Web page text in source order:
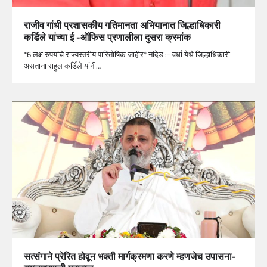
राजीव गांधी प्रशासकीय गतिमानता अभियानात जिल्हाधिकारी
कर्डिले यांच्या ई -ऑफिस प्रणालीला दुसरा क्रमांक
*6 लक्ष रुपयांचे राज्यस्तरीय पारितोषिक जाहीर* नांदेड :- वर्धा येथे जिल्हाधिकारी
असताना राहुल कर्डिले यांनी…
सत्संगाने प्रेरित होवून भक्ती मार्गक्रमणा करणे म्हणजेच उपासना-